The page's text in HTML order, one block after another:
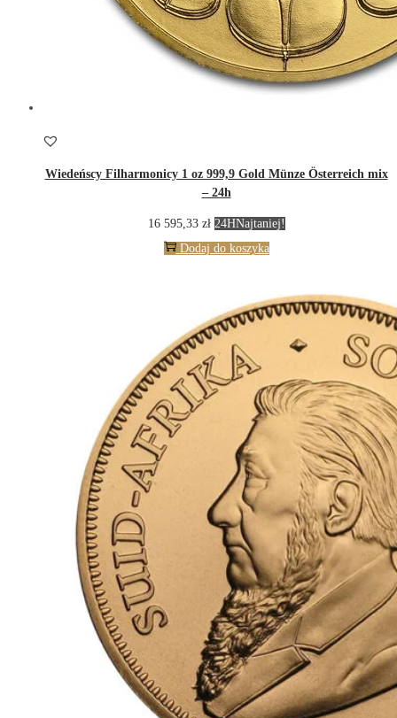
Wiedeńscy Filharmonicy 1 oz 999,9 Gold Münze Österreich mix
– 24h
16 595,33 zł 24HNajtaniej!
Dodaj do koszyka